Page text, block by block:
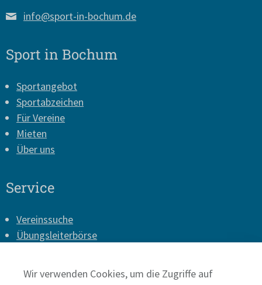
info@sport-in-bochum.de
Sport in Bochum
Sportangebot
Sportabzeichen
Für Vereine
Mieten
Über uns
Service
Vereinssuche
Übungsleiterbörse
Presse
Wir verwenden Cookies, um die Zugriffe auf